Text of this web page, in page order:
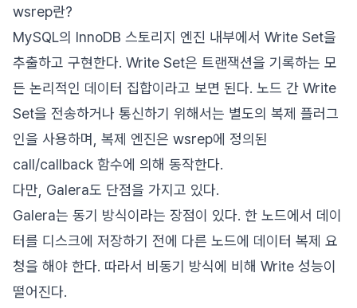
wsrep란?
MySQL의 InnoDB 스토리지 엔진 내부에서 Write Set을
추출하고 구현한다. Write Set은 트랜잭션을 기록하는 모
든 논리적인 데이터 집합이라고 보면 된다. 노드 간 Write
Set을 전송하거나 통신하기 위해서는 별도의 복제 플러그
인을 사용하며, 복제 엔진은 wsrep에 정의된
call/callback 함수에 의해 동작한다.
다만, Galera도 단점을 가지고 있다.
Galera는 동기 방식이라는 장점이 있다. 한 노드에서 데이
터를 디스크에 저장하기 전에 다른 노드에 데이터 복제 요
청을 해야 한다. 따라서 비동기 방식에 비해 Write 성능이
떨어진다.